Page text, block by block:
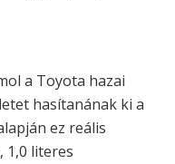
a Toyota hazai
hasítanának ki a
ez reális
1,0 literes